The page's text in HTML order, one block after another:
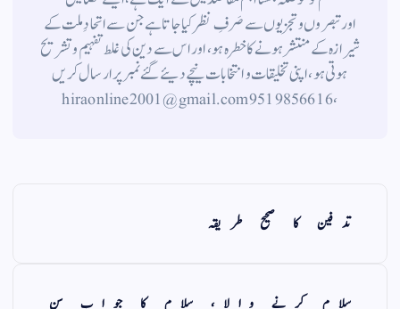
اورتبصروں وتجزیوں سے صَرفِ نظر کیا جاتاہے جن سے اتحادِ ملت کے
شیرازہ کے منتشر ہونے کاخطرہ ہو ، اور اس سے دین کی غلط تفہیم وتشریح
ہوتی ہو، اپنی تخلیقات و انتخابات نیچے دیئے گئے نمبر پر ارسال کریں
، 9519856616 hiraonline2001@gmail.com
تدفین کا صحیح طریقہ
سلام کرنے والا، سلام کا جواب سن